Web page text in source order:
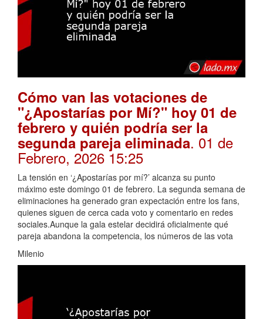
Cómo van las votaciones de
"¿Apostarías por Mí?" hoy 01 de
febrero y quién podría ser la
segunda pareja eliminada. 01 de
Febrero, 2026 15:25
La tensión en ‘¿Apostarías por mí?’ alcanza su punto
máximo este domingo 01 de febrero. La segunda semana de
eliminaciones ha generado gran expectación entre los fans,
quienes siguen de cerca cada voto y comentario en redes
sociales.Aunque la gala estelar decidirá oficialmente qué
pareja abandona la competencia, los números de las vota
Milenio